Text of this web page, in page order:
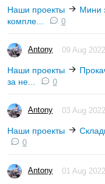
Наши проекты
Мини
компле...
0
Antony 09 Aug 2022
Наши проекты
за не...
0
Antony 03 Aug 2022
Наши проекты
0
Antony 01 Aug 2022